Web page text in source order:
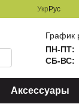
Укр Рус
График
ПН-ПТ:
СБ-ВС:
Аксессуары